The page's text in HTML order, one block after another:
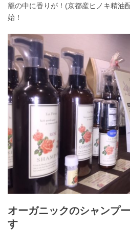
籠の中に香りが！(京都産ヒノキ精油
始！
オーガニックのシャンプ
す